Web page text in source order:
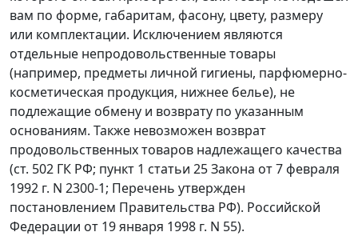
вам по форме, габаритам, фасону, цвету, размеру
или комплектации. Исключением являются
отдельные непродовольственные товары
(например, предметы личной гигиены, парфюмерно-
косметическая продукция, нижнее белье), не
подлежащие обмену и возврату по указанным
основаниям. Также невозможен возврат
продовольственных товаров надлежащего качества
(ст. 502 ГК РФ; пункт 1 статьи 25 Закона от 7 февраля
1992 г. N 2300-1; Перечень утвержден
постановлением Правительства РФ). Российской
Федерации от 19 января 1998 г. N 55).